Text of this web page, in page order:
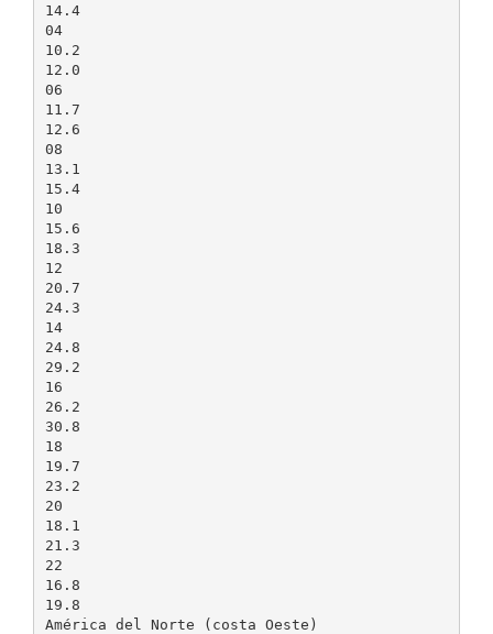
14.4
04
10.2
12.0
06
11.7
12.6
08
13.1
15.4
10
15.6
18.3
12
20.7
24.3
14
24.8
29.2
16
26.2
30.8
18
19.7
23.2
20
18.1
21.3
22
16.8
19.8
América del Norte (costa Oeste)